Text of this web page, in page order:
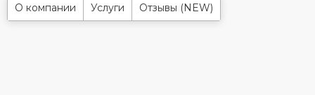
О компании Услуги Отзывы (NEW)